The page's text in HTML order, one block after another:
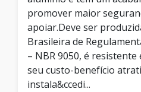
promover maior
apoiar.Deve ser
Brasileira de
– NBR 9050, é
seu custo-benefício
instala&ccedi...